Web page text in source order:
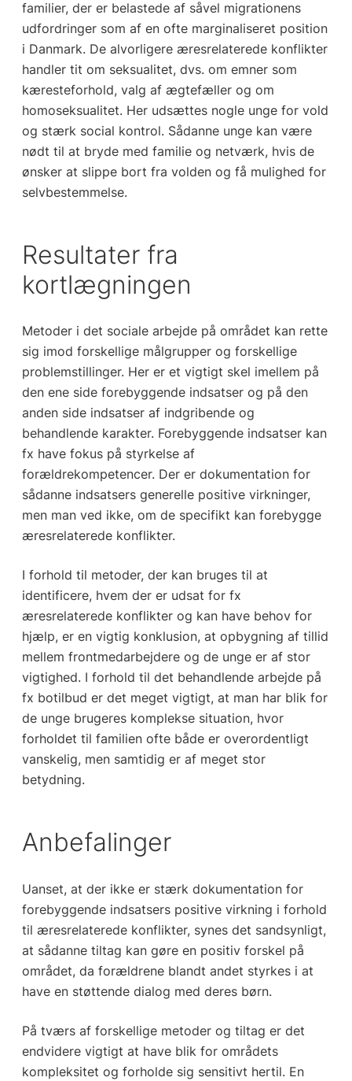
familier, der er belastede af såvel migrationens
udfordringer som af en ofte marginaliseret position
i Danmark. De alvorligere æresrelaterede konflikter
handler tit om seksualitet, dvs. om emner som
kæresteforhold, valg af ægtefæller og om
homoseksualitet. Her udsættes nogle unge for vold
og stærk social kontrol. Sådanne unge kan være
nødt til at bryde med familie og netværk, hvis de
ønsker at slippe bort fra volden og få mulighed for
selvbestemmelse.
Resultater fra
kortlægningen
Metoder i det sociale arbejde på området kan rette
sig imod forskellige målgrupper og forskellige
problemstillinger. Her er et vigtigt skel imellem på
den ene side forebyggende indsatser og på den
anden side indsatser af indgribende og
behandlende karakter. Forebyggende indsatser kan
fx have fokus på styrkelse af
forældrekompetencer. Der er dokumentation for
sådanne indsatsers generelle positive virkninger,
men man ved ikke, om de specifikt kan forebygge
æresrelaterede konflikter.
I forhold til metoder, der kan bruges til at
identificere, hvem der er udsat for fx
æresrelaterede konflikter og kan have behov for
hjælp, er en vigtig konklusion, at opbygning af tillid
mellem frontmedarbejdere og de unge er af stor
vigtighed. I forhold til det behandlende arbejde på
fx botilbud er det meget vigtigt, at man har blik for
de unge brugeres komplekse situation, hvor
forholdet til familien ofte både er overordentligt
vanskelig, men samtidig er af meget stor
betydning.
Anbefalinger
Uanset, at der ikke er stærk dokumentation for
forebyggende indsatsers positive virkning i forhold
til æresrelaterede konflikter, synes det sandsynligt,
at sådanne tiltag kan gøre en positiv forskel på
området, da forældrene blandt andet styrkes i at
have en støttende dialog med deres børn.
På tværs af forskellige metoder og tiltag er det
endvidere vigtigt at have blik for områdets
kompleksitet og forholde sig sensitivt hertil. En